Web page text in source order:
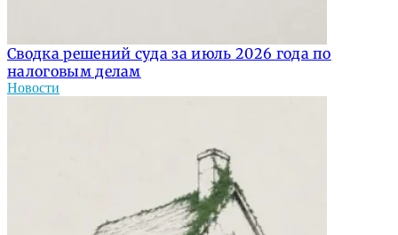
Сводка решений суда за июль 2026 года по
налоговым делам
Новости